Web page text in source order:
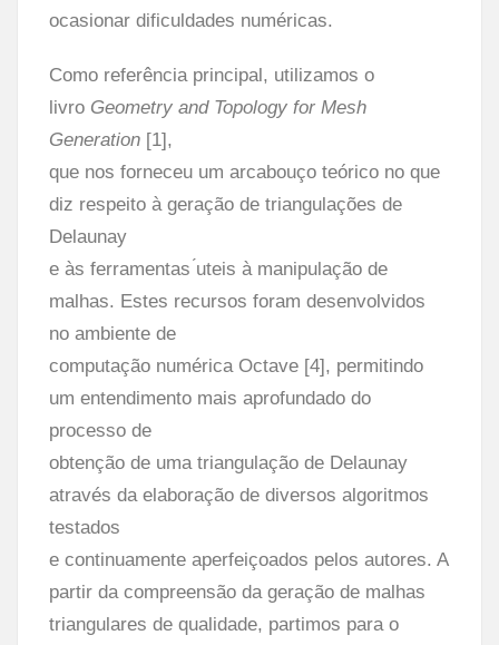
ocasionar dificuldades numéricas.
Como referência principal, utilizamos o
livro Geometry and Topology for Mesh
Generation[1],
que nos forneceu um arcabouço teórico no que
diz respeito à geração de triangulações de
Delaunay
e às ferramentas ́uteis à manipulação de
malhas. Estes recursos foram desenvolvidos
no ambiente de
computação numérica Octave [4], permitindo
um entendimento mais aprofundado do
processo de
obtenção de uma triangulação de Delaunay
através da elaboração de diversos algoritmos
testados
e continuamente aperfeiçoados pelos autores. A
partir da compreensão da geração de malhas
triangulares de qualidade, partimos para o